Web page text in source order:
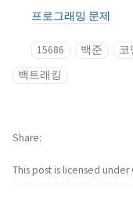
프로그래밍 문제
15686 백준 코
백트래킹
This post is licensed under
Share